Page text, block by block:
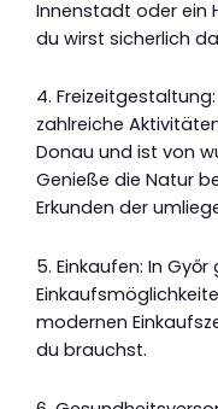
Innenstadt oder ein
du wirst sicherlich
4.
zahlreiche
Donau und ist von
Genieße die Natur
Erkunden der
5. Einkaufen: In
modernen
du brauchst.